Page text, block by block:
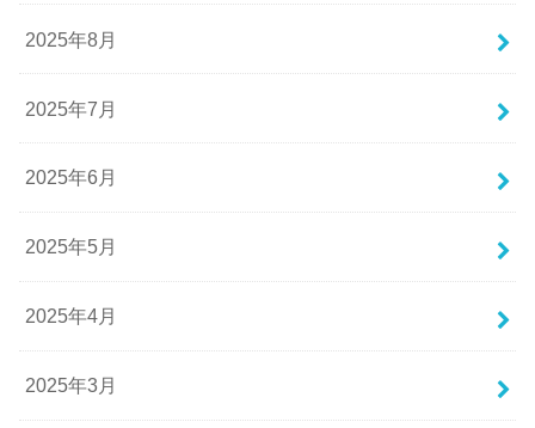
2025年8月
2025年7月
2025年6月
2025年5月
2025年4月
2025年3月